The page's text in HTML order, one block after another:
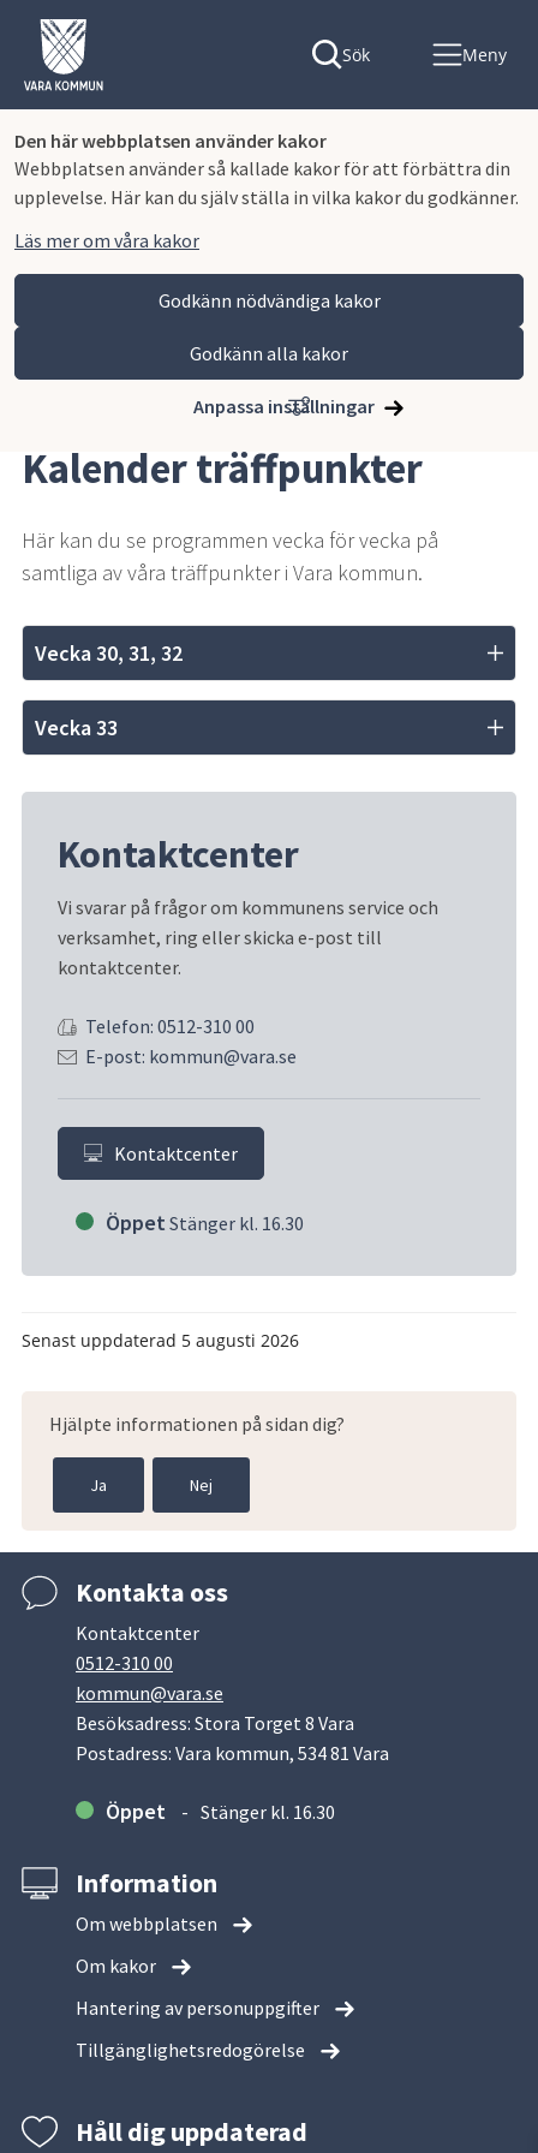
Den här webbplatsen använder kakor
Webbplatsen använder så kallade kakor för att förbättra din
upplevelse. Här kan du själv ställa in vilka kakor du godkänner.
Läs mer om våra kakor
Godkänn nödvändiga kakor
Godkänn alla kakor
Anpassa inställningar
Sök Meny
Vara kommun Omsorg och stöd
Äldreomsorg
Kalender träffpunkter
Kalender träffpunkter
Här kan du se programmen vecka för vecka på
samtliga av våra träffpunkter i Vara kommun.
Vecka 30, 31, 32
Vecka 33
Kontaktcenter
Vi svarar på frågor om kommunens service och
verksamhet, ring eller skicka e-post till
kontaktcenter.
Telefon: 0512-310 00
E-post: kommun@vara.se
Kontaktcenter
Öppet Stänger kl. 16.30
Senast uppdaterad 5 augusti 2026
Hjälpte informationen på sidan dig?
Ja Nej
Kontakta oss
Kontaktcenter
0512-310 00
kommun@vara.se
Besöksadress: Stora Torget 8 Vara
Postadress: Vara kommun, 534 81 Vara
Öppet Stänger kl. 16.30
Information
Om webbplatsen
Om kakor
Hantering av personuppgifter
Tillgänglighetsredogörelse
Håll dig uppdaterad